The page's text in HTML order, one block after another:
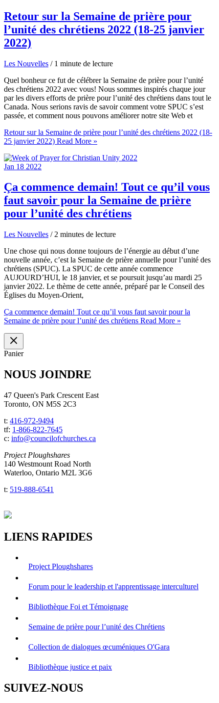
Retour sur la Semaine de prière pour
l’unité des chrétiens 2022 (18-25 janvier
2022)
Les Nouvelles / 1 minute de lecture
Quel bonheur ce fut de célébrer la Semaine de prière pour l’unité
des chrétiens 2022 avec vous! Nous sommes inspirés chaque jour
par les divers efforts de prière pour l’unité des chrétiens dans tout le
Canada. Nous serions ravis de savoir comment votre SPUC s’est
passée, et comment nous pouvons améliorer notre site Web et
Retour sur la Semaine de prière pour l’unité des chrétiens 2022 (18-
25 janvier 2022) Read More »
Jan 18 2022
Ça commence demain! Tout ce qu’il vous
faut savoir pour la Semaine de prière
pour l’unité des chrétiens
Les Nouvelles / 2 minutes de lecture
Une chose qui nous donne toujours de l’énergie au début d’une
nouvelle année, c’est la Semaine de prière annuelle pour l’unité des
chrétiens (SPUC). La SPUC de cette année commence
AUJOURD’HUI, le 18 janvier, et se poursuit jusqu’au mardi 25
janvier 2022. Le thème de cette année, préparé par le Conseil des
Églises du Moyen-Orient,
Ça commence demain! Tout ce qu’il vous faut savoir pour la
Semaine de prière pour l’unité des chrétiens Read More »
Panier
NOUS JOINDRE
47 Queen's Park Crescent East
Toronto, ON M5S 2C3
t: 416-972-9494
tf: 1-866-822-7645
c: info@councilofchurches.ca
Project Ploughshares
140 Westmount Road North
Waterloo, Ontario M2L 3G6
t: 519-888-6541
LIENS RAPIDES
Project Ploughshares
Forum pour le leadership et l'apprentissage interculturel
Bibliothèque Foi et Témoignage
Semaine de prière pour l’unité des Chrétiens
Collection de dialogues œcuméniques O'Gara
Bibliothèque justice et paix
SUIVEZ-NOUS